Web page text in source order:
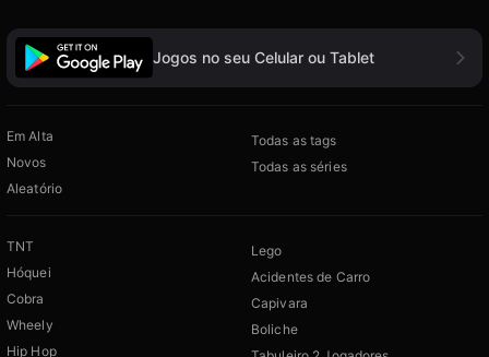
Jogos no seu Celular ou Tablet
Em Alta
Novos
Aleatório
Todas as tags
Todas as séries
TNT
Hóquei
Cobra
Wheely
Hip Hop
Lego
Acidentes de Carro
Capivara
Boliche